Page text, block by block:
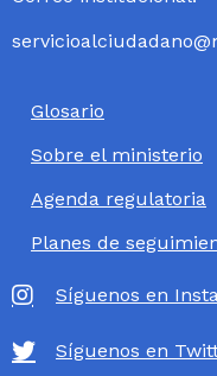
Glosario
Sobre el ministerio
Agenda regulatoria
Planes de
Síguenos en
Síguenos en